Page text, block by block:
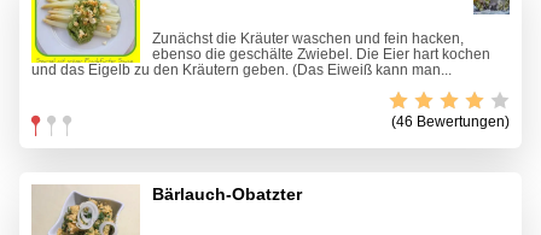
Zunächst die Kräuter waschen und fein hacken,
ebenso die geschälte Zwiebel. Die Eier hart kochen
und das Eigelb zu den Kräutern geben. (Das Eiweiß kann man...
(46 Bewertungen)
Bärlauch-Obatzter